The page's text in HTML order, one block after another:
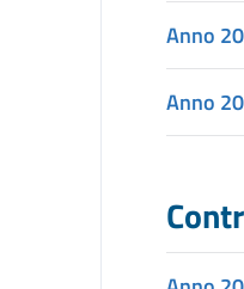
Anno
Anno